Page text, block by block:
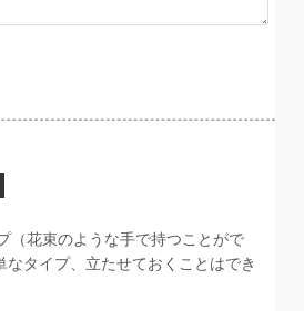
（花束のような手で持つことがで
なタイプ、立たせておくことはでき